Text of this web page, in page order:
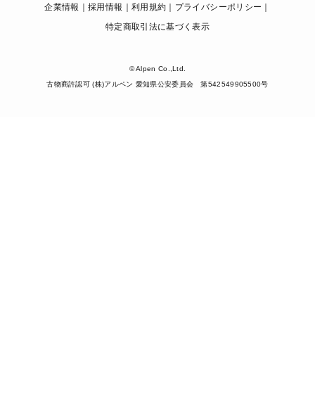
企業情報 採用情報 利用規約
プライバシーポリシー
特定商取引法に基づく表示
© Alpen Co.,Ltd.
古物商許認可 (株)アルペン 愛知県公安委員会 第542549905500号